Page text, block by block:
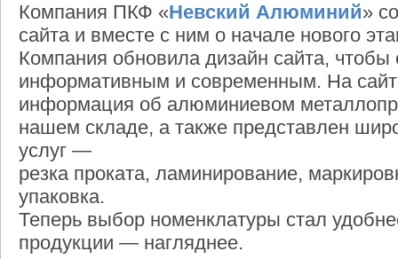
Компания ПКФ «Невский Алюминий»
сайта и вместе с ним о начале нового
Компания обновила дизайн сайта,
информативным и современным. На
информация об алюминиевом
нашем складе, а также представлен
услуг —
резка проката, ламинирование,
упаковка.
Теперь выбор номенклатуры стал
продукции — нагляднее.